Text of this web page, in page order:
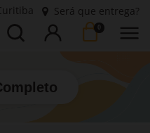
Será que entrega?
Busca
Entrar 0